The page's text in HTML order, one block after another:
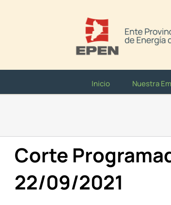
Inicio Nuestra
Corte
22/09/2021